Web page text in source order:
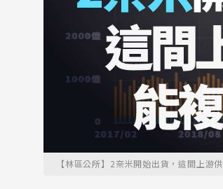
【林區公所】2奈米開始出貨，這間上游